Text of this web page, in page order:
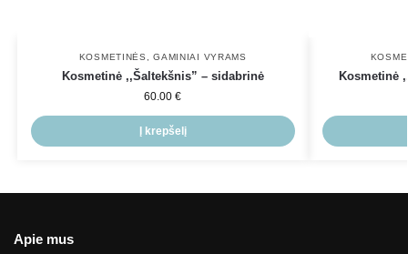
KOSMETINĖS ,GAMINIAI VYRAMS
Kosmetinė ,,Šaltekšnis” – sidabrinė
60.00€
Į krepšelį
Kosmetinė
Apie mus